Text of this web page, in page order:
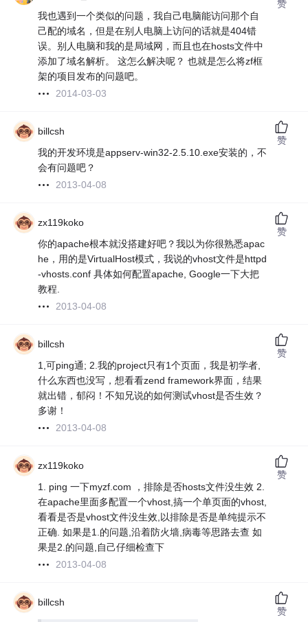
我也遇到一个类似的问题，我自己电脑能访问那个自
己配的域名，但是在别人电脑上访问的话就是404错
误。别人电脑和我的是局域网，而且也在hosts文件中
添加了域名解析。 这怎么解决呢？ 也就是怎么将zf框
架的项目发布的问题吧。
2014-03-03
赞
billcsh
我的开发环境是appserv-win32-2.5.10.exe安装的，不
会有问题吧？
2013-04-08
赞
zx119koko
你的apache根本就没搭建好吧？我以为你很熟悉apac
he，用的是VirtualHost模式，我说的vhost文件是httpd
-vhosts.conf 具体如何配置apache, Google一下大把
教程.
2013-04-08
赞
billcsh
1,可ping通; 2.我的project只有1个页面，我是初学者,
什么东西也没写，想看看zend framework界面，结果
就出错，郁闷！不知兄说的如何测试vhost是否生效？
多谢！
2013-04-08
赞
zx119koko
1. ping 一下myzf.com ，排除是否hosts文件没生效 2.
在apache里面多配置一个vhost,搞一个单页面的vhost,
看看是否是vhost文件没生效,以排除是否是单纯提示不
正确. 如果是1.的问题,沿着防火墙,病毒等思路去查 如
果是2.的问题,自己仔细检查下
2013-04-08
赞
billcsh
赞